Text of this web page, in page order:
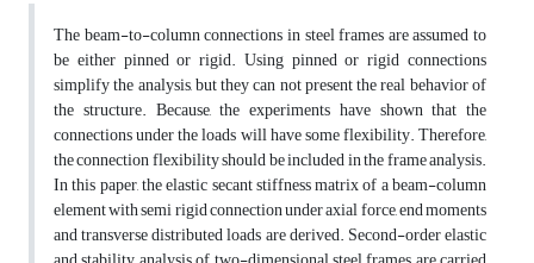
The beam-to-column connections in steel frames are assumed to
be either pinned or rigid. Using pinned or rigid connections
simplify the analysis, but they can not present the real behavior of
the structure. Because, the experiments have shown that the
connections under the loads will have some flexibility. Therefore,
the connection flexibility should be included in the frame analysis.
In this paper, the elastic secant stiffness matrix of a beam-column
element with semi rigid connection under axial force, end moments
and transverse distributed loads are derived. Second-order elastic